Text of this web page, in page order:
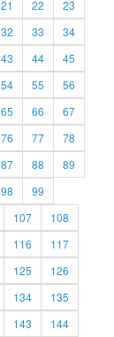
21 22
23
32 33
34
43 44
45
54 55
56
65 66
67
76 77
78
87 88
89
98
99
107
108
116
117
125
126
134
135
143
144